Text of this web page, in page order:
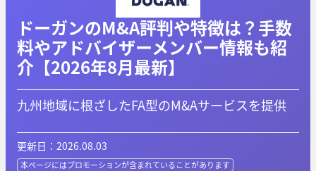
ドーガンのM&A評判や特徴は？手数
料やアドバイザーメンバー情報も紹
介【2026年8月最新】
九州地域に根ざしたFA型のM&Aサービスを提供
更新日：2026.08.03
本ページにはプロモーションが含まれていることがあります